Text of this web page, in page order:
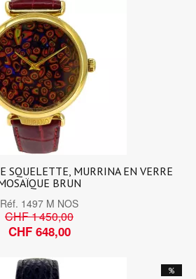
SQUELETTE, MURRINA EN VERRE
BRUN
Réf. 1497 M NOS
CHF 1 450,00
CHF 648,00
%